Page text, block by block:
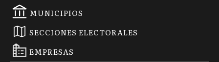
MUNICIPIOS
SECCIONES ELECTORALES
EMPRESAS